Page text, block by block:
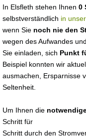
In Elsfleth stehen Ihnen 0
selbstverständlich in
wenn Sie noch nie den
wegen des Aufwandes
Sie einladen, sich Punkt
Beispiel konnten wir
ausmachen, Ersparnisse
Seltenheit.
Um Ihnen die
Schritt für
Schritt durch den